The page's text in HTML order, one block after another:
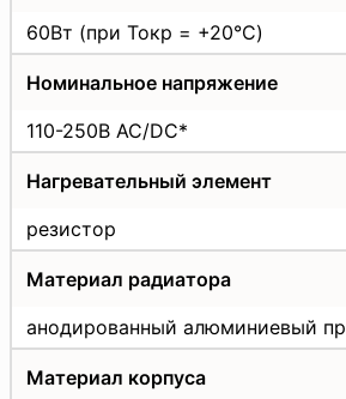
60Вт (при Токр = +20°C)
Номинальное напряжение
110-250В AC/DC*
Нагревательный элемент
резистор
Материал радиатора
анодированный алюминиевый
Материал корпуса